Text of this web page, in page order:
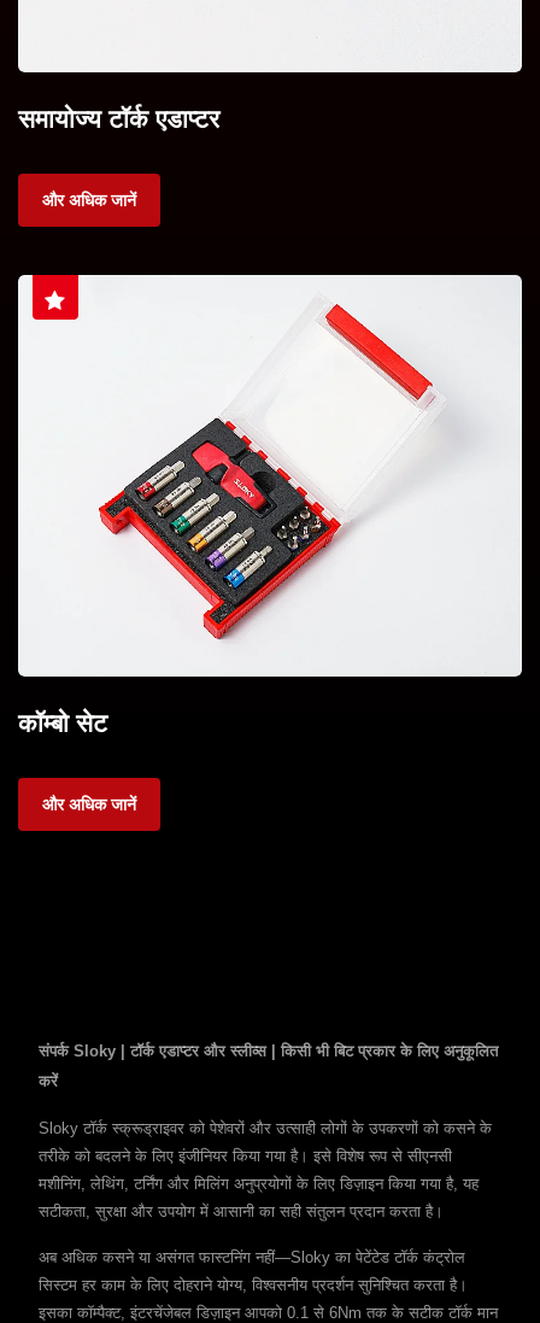
समायोज्य टॉर्क एडाप्टर
और अधिक जानें
कॉम्बो सेट
और अधिक जानें
संपर्क Sloky | टॉर्क एडाप्टर और स्लीव्स | किसी भी बिट प्रकार के लिए अनुकूलित
करें
Sloky टॉर्क स्क्रूड्राइवर को पेशेवरों और उत्साही लोगों के उपकरणों को कसने के
तरीके को बदलने के लिए इंजीनियर किया गया है। इसे विशेष रूप से सीएनसी
मशीनिंग, लेथिंग, टर्निंग और मिलिंग अनुप्रयोगों के लिए डिज़ाइन किया गया है, यह
सटीकता, सुरक्षा और उपयोग में आसानी का सही संतुलन प्रदान करता है।
अब अधिक कसने या असंगत फास्टनिंग नहीं—Sloky का पेटेंटेड टॉर्क कंट्रोल
सिस्टम हर काम के लिए दोहराने योग्य, विश्वसनीय प्रदर्शन सुनिश्चित करता है।
इसका कॉम्पैक्ट, इंटरचेंजेबल डिज़ाइन आपको 0.1 से 6Nm तक के सटीक टॉर्क मान